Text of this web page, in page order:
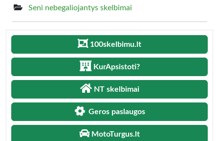
Seni nebegaliojantys skelbimai
100skelbimu.lt
KurApsistoti?
NT skelbimai
Geros paslaugos
MotoTurgus.lt